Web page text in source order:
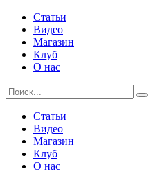
Статьи
Видео
Магазин
Клуб
О нас
Статьи
Видео
Магазин
Клуб
О нас